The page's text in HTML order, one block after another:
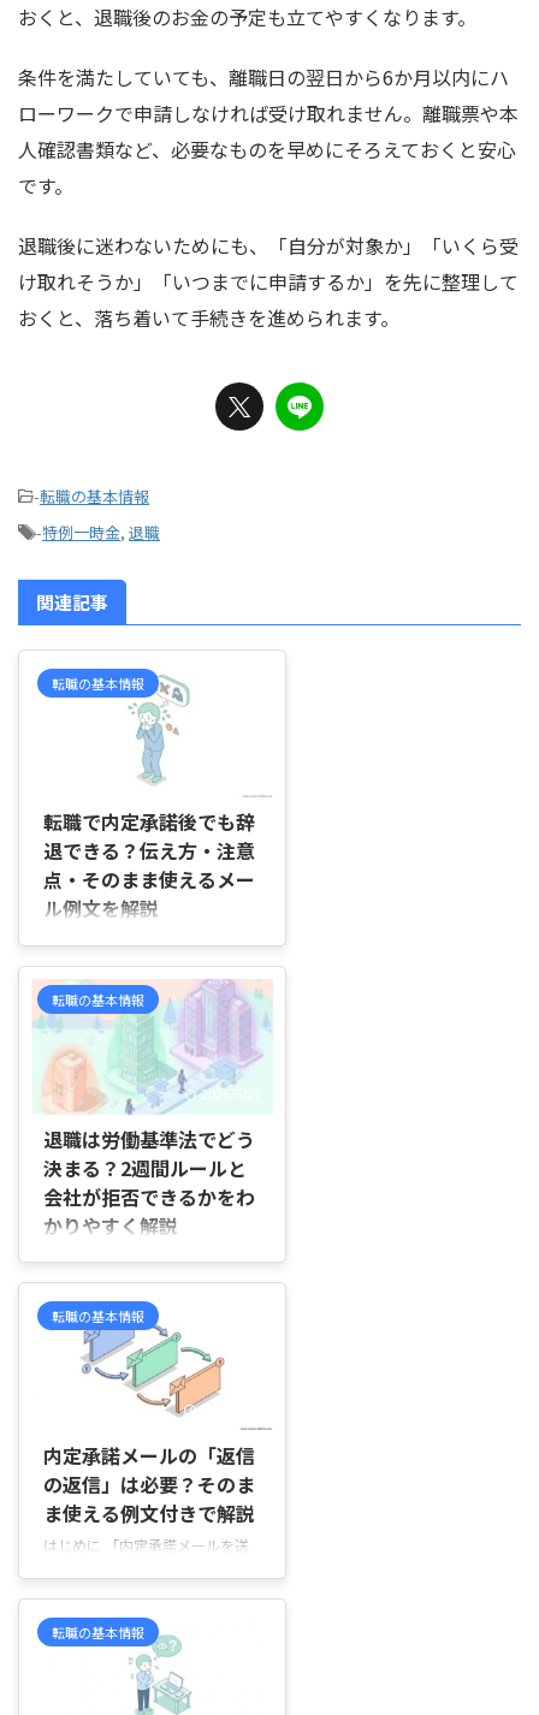
おくと、退職後のお金の予定も立てやすくなります。
条件を満たしていても、離職日の翌日から6か月以内にハ
ローワークで申請しなければ受け取れません。離職票や本
人確認書類など、必要なものを早めにそろえておくと安心
です。
退職後に迷わないためにも、「自分が対象か」「いくら受
け取れそうか」「いつまでに申請するか」を先に整理して
おくと、落ち着いて手続きを進められます。
-転職の基本情報
-特例一時金, 退職
関連記事
転職の基本情報
転職で内定承諾後でも辞
退できる？伝え方・注意
点・そのまま使えるメー
ル例文を解説
はじめに 「内定を承諾したあと
に辞退するのって、やっぱりまず
いのかな…」「一度OKしたのに
断ってもいいのか、不安で連絡で
きない…」 そんなふうに、辞退
したい気持ちはあるのに、どう伝
えればいいのか分からず迷ってい
ませんか。 内定承諾後の辞退
は、できれば避けたいと感じる人
が多い一方で、他社との比較や家
族の事情、勤務地・年収などを改
めて考えた結果、辞退を選ぶこと
もあります。 ただ、連絡が遅れ
すると、企業側に負担をかけてし
まいやすくなります。だからこ
そ、「いつ・何を・どう伝える
か」を ...
転職の基本情報
2026/5/21
退職は労働基準法でどう
決まる？2週間ルールと
会社が拒否できるかをわ
かりやすく解説
はじめに 「退職したい」と思っ
たとき、会社にいつ伝えればいい
のか、会社が「辞めないでほし
い」と言った場合はどうなるの
か、不安に感じる方は少なくあり
ません。 「退職は2週間前に言え
ばいいと聞いたけれど本当？」
「会社に認めてもらえないと辞め
られないの？」といった疑問を持
つ方も多いのではないでしょう
か。実は、退職については労働基
準法や民法のルールによって、基
本的な仕組みが決められていま
られるのか」「会社は退職を拒否
できるのか」など、制度の内容を
きちんと理解していないと、会社
転職の基本情報
2026/4/19
内定承諾メールの「返信
の返信」は必要？そのま
ま使える例文付きで解説
はじめに 「内定承諾メールを送
の？」「返さないと失礼になりそ
う。でも、何通もやり取りすると
迷惑かもしれない…」 そんなふ
うに、どこでやり取りを終えるべ
転職の基本情報